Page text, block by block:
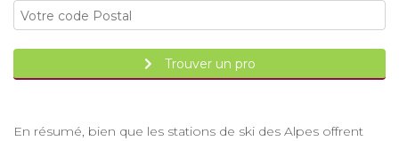
Trouver un pro
En résumé, bien que les stations de ski des Alpes offrent